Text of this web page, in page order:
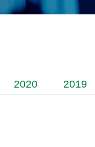
2020 2019